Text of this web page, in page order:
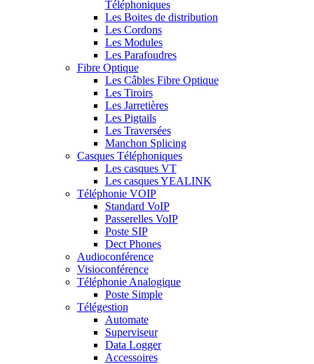
Téléphoniques
Les Boites de distribution
Les Cordons
Les Modules
Les Parafoudres
Fibre Optique
Les Câbles Fibre Optique
Les Tiroirs
Les Jarretières
Les Pigtails
Les Traversées
Manchon Splicing
Casques Téléphoniques
Les casques VT
Les casques YEALINK
Téléphonie VOIP
Standard VoIP
Passerelles VoIP
Poste SIP
Dect Phones
Audioconférence
Visioconférence
Téléphonie Analogique
Poste Simple
Télégestion
Automate
Superviseur
Data Logger
Accessoires